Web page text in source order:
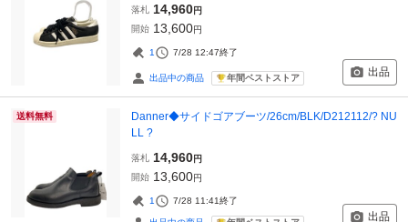
落札 14,960円
開始 13,600円
1 7/28 12:47終了
出品中の商品 年間ベストストア 出品
送料無料
Danner◆サイドゴアブーツ/26cm/BLK/D212112/? NU
LL ?
落札 14,960円
開始 13,600円
1 7/28 11:41終了
出品